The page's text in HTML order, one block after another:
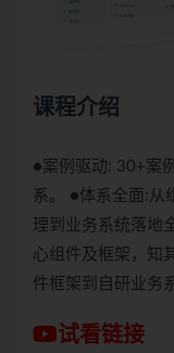
课程介绍
●案例驱动: 30+案
系。 ●体系全面:从
理到业务系统落地
心组件及框架，知
件框架到自研业务
试看链接